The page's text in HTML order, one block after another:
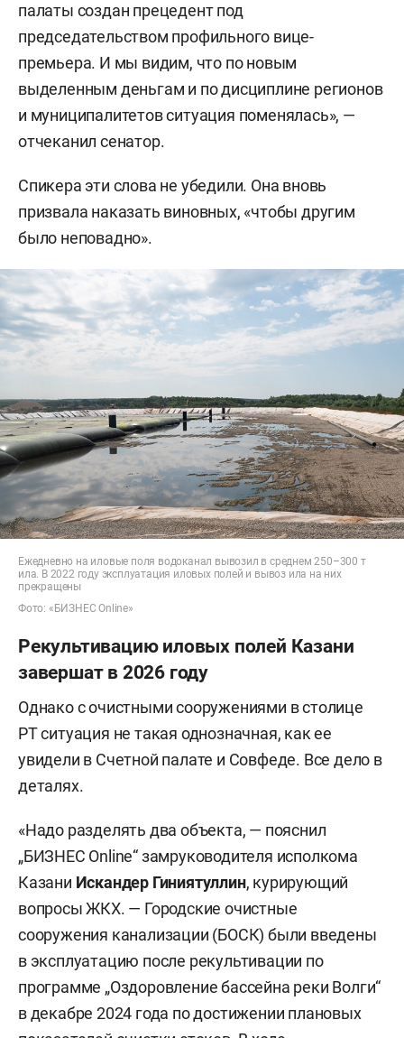
палаты создан прецедент под
председательством профильного вице-
премьера. И мы видим, что по новым
выделенным деньгам и по дисциплине регионов
и муниципалитетов ситуация поменялась», —
отчеканил сенатор.
Спикера эти слова не убедили. Она вновь
призвала наказать виновных, «чтобы другим
было неповадно».
Ежедневно на иловые поля водоканал вывозил в среднем 250–300 т
ила. В 2022 году эксплуатация иловых полей и вывоз ила на них
прекращены
Фото: «БИЗНЕС Online»
Рекультивацию иловых полей Казани
завершат в 2026 году
Однако с очистными сооружениями в столице
РТ ситуация не такая однозначная, как ее
увидели в Счетной палате и Совфеде. Все дело в
деталях.
«Надо разделять два объекта, — пояснил
„БИЗНЕС Online“ замруководителя исполкома
Казани Искандер Гиниятуллин, курирующий
вопросы ЖКХ. — Городские очистные
сооружения канализации (БОСК) были введены
в эксплуатацию после рекультивации по
программе „Оздоровление бассейна реки Волги“
в декабре 2024 года по достижении плановых